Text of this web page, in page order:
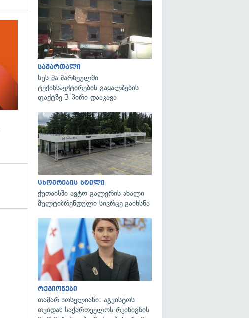
სამართალი
სუს-მა მარნეულში
ტექინსპექტირების გაყალბების
ფაქტზე 3 პირი დააკავა
ცხოვრების სტილი
ქუთაისში ავტო გალერის ახალი
მულტიბრენდული სივრცე გაიხსნა
რეგიონები
თამარ იოსელიანი: აგვისტოს
თვიდან საქართველოს რკინიგზის